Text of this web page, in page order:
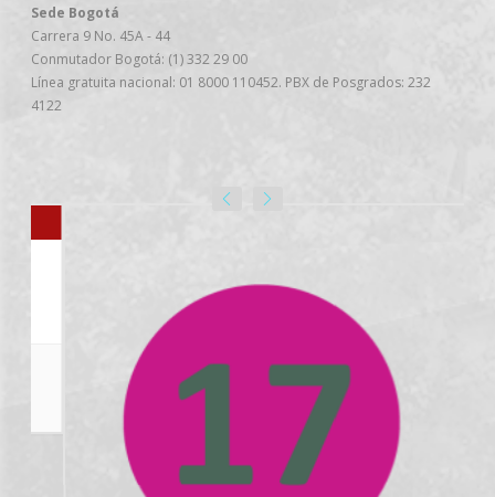
Sede Bogotá
Carrera 9 No. 45A - 44
Conmutador Bogotá: (1) 332 29 00
Línea gratuita nacional: 01 8000 110452. PBX de Posgrados: 232
4122